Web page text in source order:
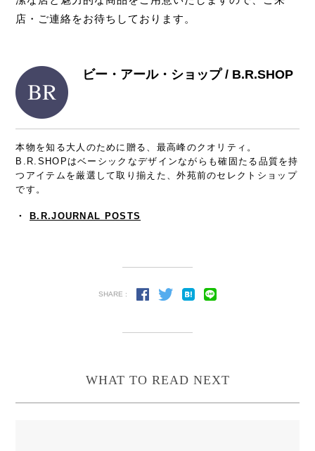
店・ご連絡をお待ちしております。
ビー・アール・ショップ / B.R.SHOP
本物を知る大人のために贈る、最高峰のクオリティ。
B.R.SHOPはベーシックなデザインながらも確固たる品質を持
つアイテムを厳選して取り揃えた、外苑前のセレクトショップ
です。
・ B.R.JOURNAL POSTS
SHARE :
WHAT TO READ NEXT